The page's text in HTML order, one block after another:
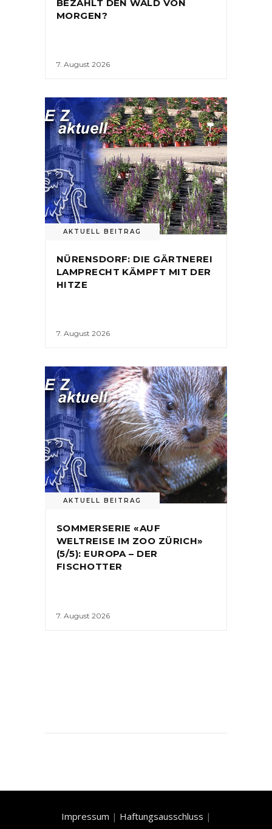
BEZAHLT DEN WALD VON
MORGEN?
7. August 2026
AKTUELL BEITRAG
NÜRENSDORF: DIE GÄRTNEREI
LAMPRECHT KÄMPFT MIT DER
HITZE
7. August 2026
AKTUELL BEITRAG
SOMMERSERIE «AUF
WELTREISE IM ZOO ZÜRICH»
(5/5): EUROPA – DER
FISCHOTTER
7. August 2026
Impressum | Haftungsausschluss |